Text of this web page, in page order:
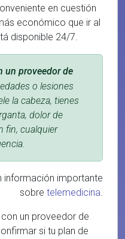
en cuestión
económico que ir al
disponible 24/7.
un proveedor de
o lesiones
la cabeza, tienes
dolor de
fin, cualquier
información importante
sobre telemedicina.
un proveedor de
si tu plan de